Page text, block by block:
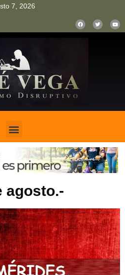
7, 2026
agosto.-